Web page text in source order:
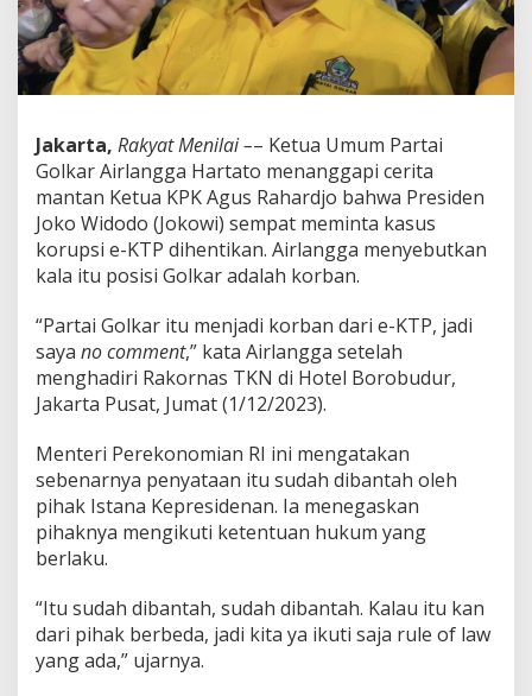
n
K
u
K
P
K
T
e
n
a
g
'
K
s
s
e
-
T
,
A
r
Jakarta, Rakyat Menilai –– Ketua Umum Partai
Golkar Airlangga Hartato menanggapi cerita
mantan Ketua KPK Agus Rahardjo bahwa Presiden
Joko Widodo (Jokowi) sempat meminta kasus
korupsi e-KTP dihentikan. Airlangga menyebutkan
kala itu posisi Golkar adalah korban.
“Partai Golkar itu menjadi korban dari e-KTP, jadi
saya no comment,” kata Airlangga setelah
menghadiri Rakornas TKN di Hotel Borobudur,
Jakarta Pusat, Jumat (1/12/2023).
Menteri Perekonomian RI ini mengatakan
sebenarnya penyataan itu sudah dibantah oleh
pihak Istana Kepresidenan. Ia menegaskan
pihaknya mengikuti ketentuan hukum yang
berlaku.
“Itu sudah dibantah, sudah dibantah. Kalau itu kan
dari pihak berbeda, jadi kita ya ikuti saja rule of law
yang ada,” ujarnya.